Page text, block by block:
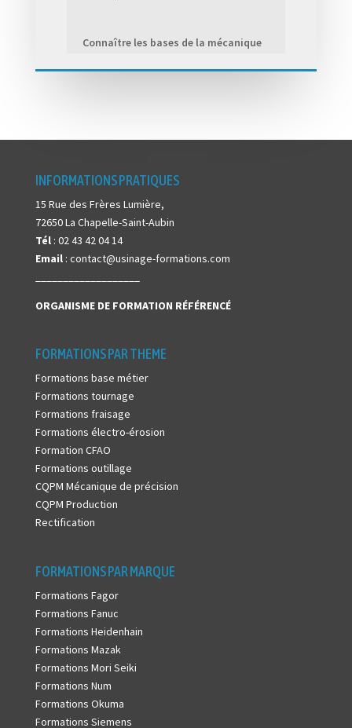
Connaître les bases de la mécanique
INFORMATIONS PRATIQUES
15 Rue des Frères Lumière,
72650 La Chapelle-Saint-Aubin
Tél: 02 43 42 04 14
Email: contact@usinage-formations.com
ORGANISME DE FORMATION RÉFÉRENCÉ
FORMATIONS PAR THEME
Formations base métier
Formations tournage
Formations fraisage
Formations électro-érosion
Formation CFAO
Formations outillage
CQPM Mécanique de précision
CQPM Production
Rectification
FORMATIONS PAR MARQUE
Formations Fagor
Formations Fanuc
Formations Heidenhain
Formations Mazak
Formations Mori Seiki
Formations Num
Formations Okuma
Formations Siemens